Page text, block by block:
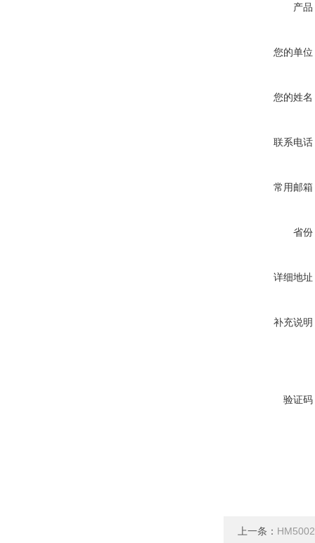
产品
您的单位
您的姓名
联系电话
常用邮箱
省份
详细地址
补充说明
验证码
上一条：